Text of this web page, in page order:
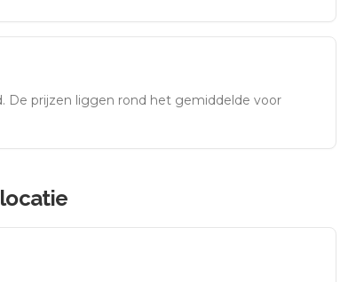
. De prijzen liggen rond het gemiddelde voor